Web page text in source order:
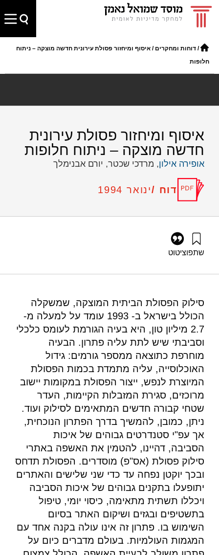
/ דוחות ומחקרים / איסוף ומיחזור פסולת עירונית חדשה מוצקה – ניתוח
חלופות
איסוף ומיחזור פסולת עירונית
חדשה מוצקה – ניתוח חלופות
אופירה אילון, מרדכי שכטר, יורם אבנימלך
דוח /ינואר 1994
שתפוציטוט
סילוק הפסולת הביתית המוצקה, שמשקלה
הכולל בישראל ב- 1993 עומד על למעלה מ-
2.7 מיליון טון, היא בעיה הגורמת לעומס כלכלי
וסביבתי שיש לתת עליה פתרון. הבעיה
מוחרפת כתוצאה ממספר גורמים: גידול
האוכלוסייה, עליה מתמדת בכמות הפסולת
המיוצרת לנפש, ייצור הפסולת במקומות יישוב
מרוכזים, סגירת המזבלות הקיימות, העדר
שטחי קבורה חדשים המתאימים לסילוק ועוד.
ניתן, כמובן, להמשיך בדרך הפתרון הנוכחית,
אך עפ"י סטנדרטים גבוהים של איכות
הסביבה, דהיינו, להטמין את האשפה באתרי
סילוק פסולת (אס"פ) מוסדרים. הפסולת תדחס
ובכך יוקטן נפחה עד כדי שני שלישים והאתרים
יתופעלו בתקנים גבוהים של איכות הסביבה
ויכללו תשתית מתאימה, כיסוי יומי, טיפול
בתשטיפים ובגזים ושיקום האתר בסיום
השימוש בו. פתרון זה אינו עולה בקנה אחד עם
המגמות העולמיות. בעולם מדברים כיום על